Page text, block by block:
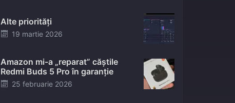
Alte priorități
Posted
19 martie 2026
Amazon mi-a „reparat” căștile
Redmi Buds 5 Pro în garanție
Posted
25 februarie 2026